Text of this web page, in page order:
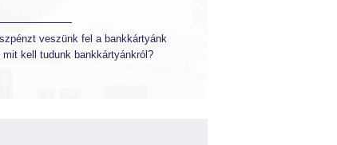
veszünk fel a bankkártyánk
kell tudunk bankkártyánkról?